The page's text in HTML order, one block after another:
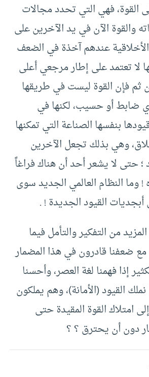
القوة، فهي التي تحدد مجالات
والقوة الآن في يد الآخرين على
عندهم آخذة في الضعف
لا تعتمد على إطار مرجعي أعلى
ثم فإن القوة ليست في طريقها
ضابط أو حسيب، لكنها في
بنفسها الصناعة التي تمكنها
وهي بذلك تجعل الآخرين
؛ حتى لا يشعر أحد أن هناك فراغاً
وما النظام العالمي الجديد سوى
القيود الجديدة ! .
من التفكير والتأمل فيما
ضعفنا قادرون في هذا المضمار
إذا فهمنا لغة العصر، وأحسنا
نملك القيود (الأمانة)، وهم يملكون
امتلاك القوة المقيدة حتى
دون أن يحترق ؟ ؟